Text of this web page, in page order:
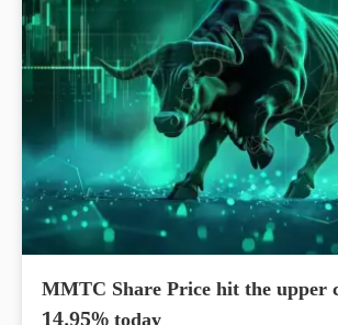
MMTC Share Price hit the upper